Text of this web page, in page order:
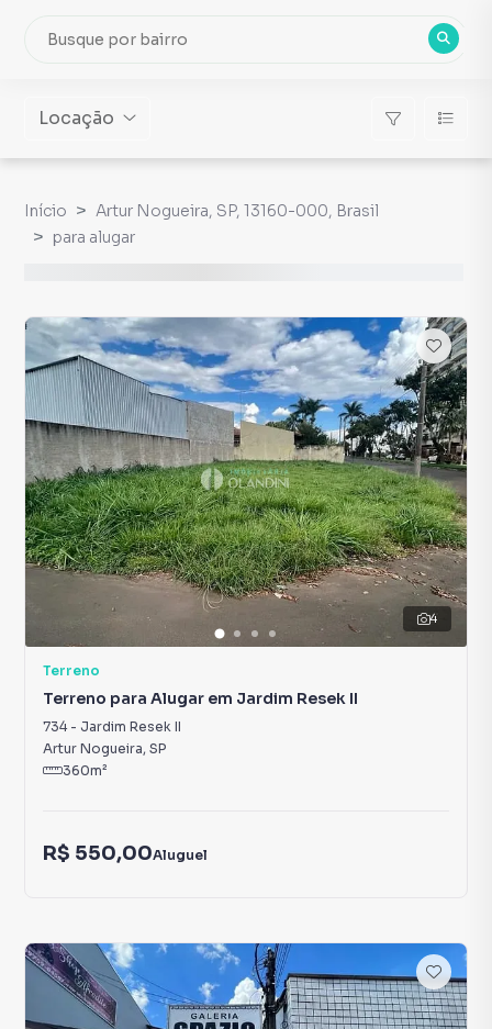
Locação
Início
Artur Nogueira, SP, 13160-000, Brasil
para alugar
4
Terreno
Terreno para Alugar em Jardim Resek II
734- Jardim Resek II
Artur Nogueira, SP
360m²
R$ 550,00Aluguel